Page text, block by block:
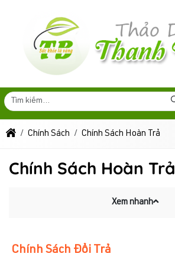
Chính Sách Chính Sách Hoàn Trả
Chính Sách Hoàn Trả
Xem nhanh
Chính Sách Đổi Trả